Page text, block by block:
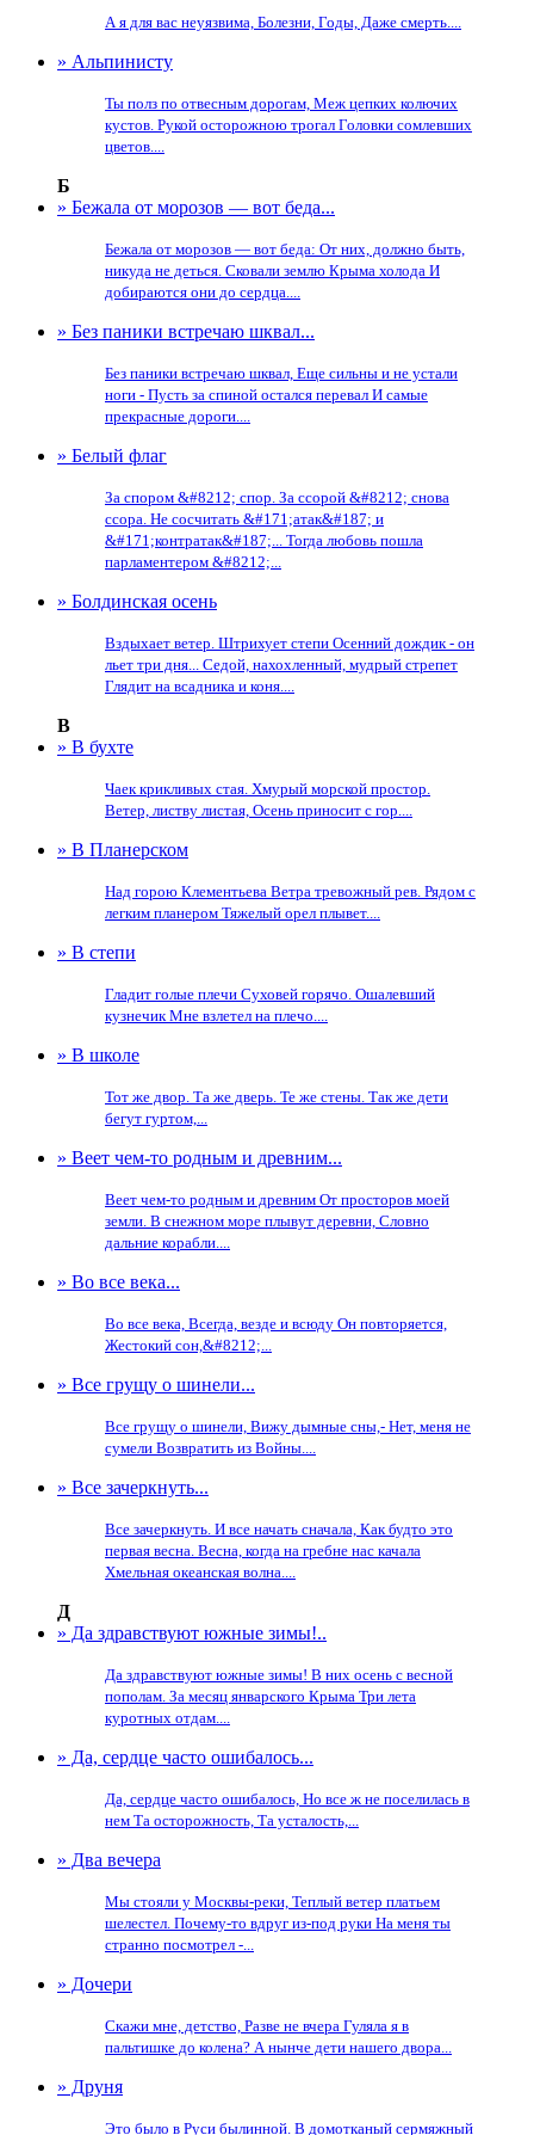
А я для вас неуязвима, Болезни, Годы, Даже смерть....
» Альпинисту
Ты полз по отвесным дорогам, Меж цепких колючих
кустов. Рукой осторожною трогал Головки сомлевших
цветов....
Б
» Бежала от морозов — вот беда...
Бежала от морозов — вот беда: От них, должно быть,
никуда не деться. Сковали землю Крыма холода И
добираются они до сердца....
» Без паники встречаю шквал...
Без паники встречаю шквал, Еще сильны и не устали
ноги - Пусть за спиной остался перевал И самые
прекрасные дороги....
» Белый флаг
За спором &#8212; спор. За ссорой &#8212; снова
ссора. Не сосчитать &#171;атак&#187; и
&#171;контратак&#187;... Тогда любовь пошла
парламентером &#8212;...
» Болдинская осень
Вздыхает ветер. Штрихует степи Осенний дождик - он
льет три дня... Седой, нахохленный, мудрый стрепет
Глядит на всадника и коня....
В
» В бухте
Чаек крикливых стая. Хмурый морской простор.
Ветер, листву листая, Осень приносит с гор....
» В Планерском
Над горою Клементьева Ветра тревожный рев. Рядом с
легким планером Тяжелый орел плывет....
» В степи
Гладит голые плечи Суховей горячо. Ошалевший
кузнечик Мне взлетел на плечо....
» В школе
Тот же двор. Та же дверь. Те же стены. Так же дети
бегут гуртом,...
» Веет чем-то родным и древним...
Веет чем-то родным и древним От просторов моей
земли. В снежном море плывут деревни, Словно
дальние корабли....
» Во все века...
Во все века, Всегда, везде и всюду Он повторяется,
Жестокий сон,&#8212;...
» Все грущу о шинели...
Все грущу о шинели, Вижу дымные сны,- Нет, меня не
сумели Возвратить из Войны....
» Все зачеркнуть...
Все зачеркнуть. И все начать сначала, Как будто это
первая весна. Весна, когда на гребне нас качала
Хмельная океанская волна....
Д
» Да здравствуют южные зимы!..
Да здравствуют южные зимы! В них осень с весной
пополам. За месяц январского Крыма Три лета
куротных отдам....
» Да, сердце часто ошибалось...
Да, сердце часто ошибалось, Но все ж не поселилась в
нем Та осторожность, Та усталость,...
» Два вечера
Мы стояли у Москвы-реки, Теплый ветер платьем
шелестел. Почему-то вдруг из-под руки На меня ты
странно посмотрел -...
» Дочери
Скажи мне, детство, Разве не вчера Гуляла я в
пальтишке до колена? А нынче дети нашего двора...
» Друня
Это было в Руси былинной. В домотканый сермяжный